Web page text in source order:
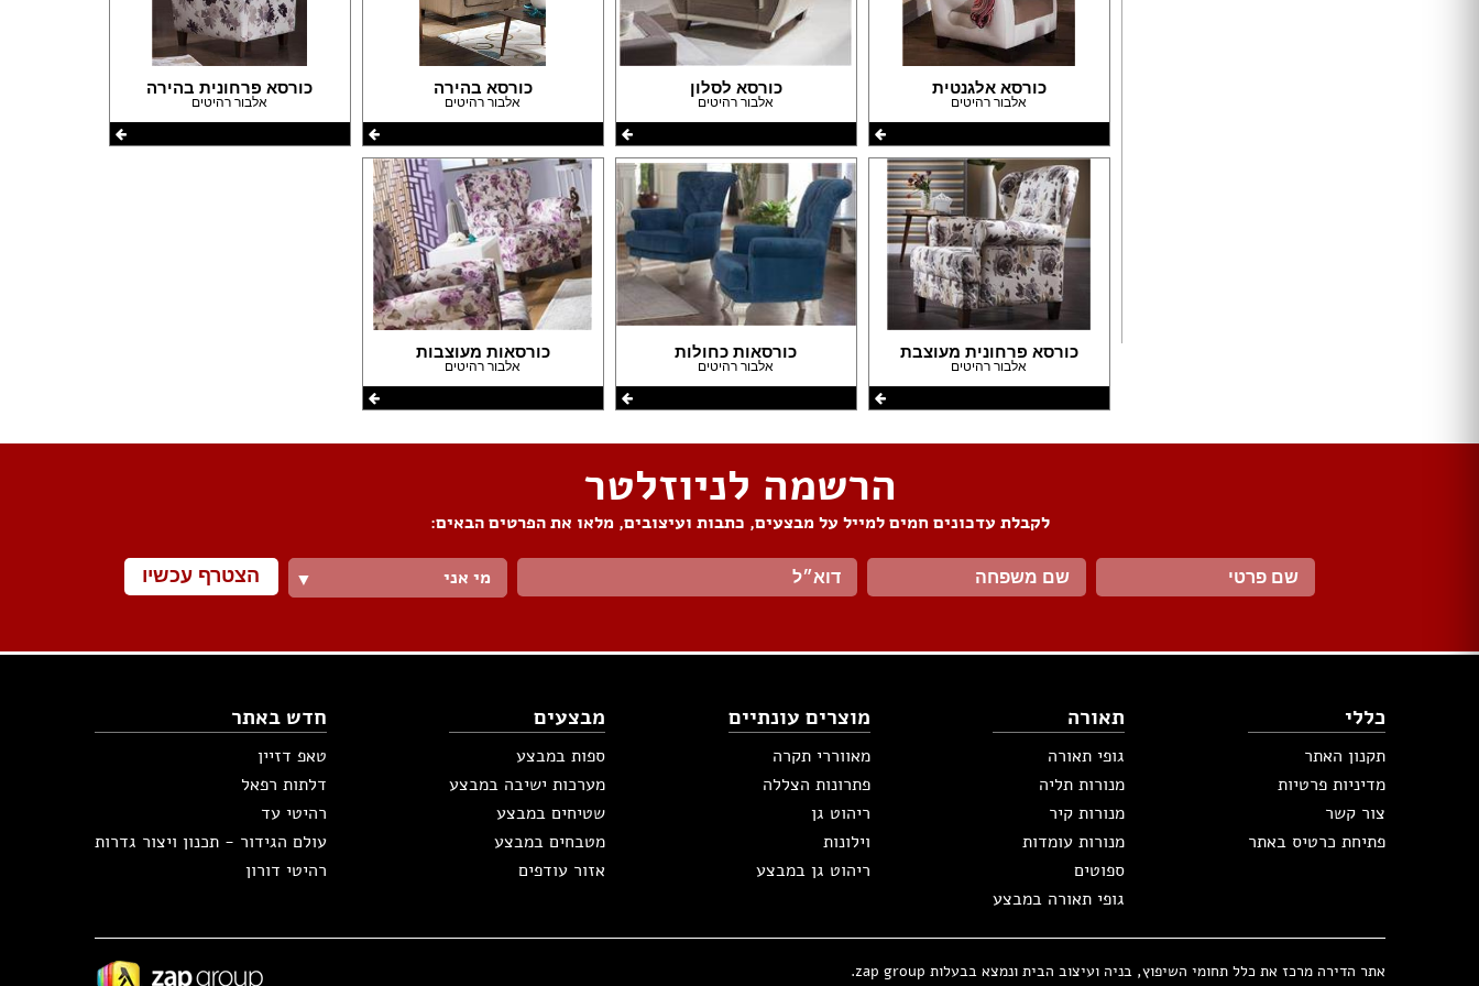
ידיות לדלתות
ציפוי לדלתות
כיורים
אסלות
ארונות אמבטיה
אביזרים
כלים סניטריים במבצע
מקלחון פינתי
מקלחון חזית
פורום שיפוצים
פורום עיצוב פנים
פורום אדריכלות
פורום תאורה
פורום מטבחים
פורום צביעה
פורום ריצוף \ חיפוי \ חדרי אמבטיות
פורום ארונות
כורסא אלגנטית
אלבור רהיטים
כורסא לסלון
אלבור רהיטים
כורסא בהירה
אלבור רהיטים
כורסא פרחונית בהירה
אלבור רהיטים
כורסא פרחונית מעוצבת
אלבור רהיטים
כורסאות כחולות
אלבור רהיטים
כורסאות מעוצבות
אלבור רהיטים
הרשמה לניוזלטר
לקבלת עדכונים חמים למייל על מבצעים, כתבות ועיצובים, מלאו את הפרטים הבאים:
מי אני ▼ הצטרף עכשיו
כללי
תקנון האתר
מדיניות פרטיות
צור קשר
פתיחת כרטיס באתר
תאורה
גופי תאורה
מנורות תליה
מנורות קיר
מנורות עומדות
ספוטים
גופי תאורה במבצע
מוצרים עונתיים
מאווררי תקרה
פתרונות הצללה
ריהוט גן
וילונות
ריהוט גן במבצע
מבצעים
ספות במבצע
מערכות ישיבה במבצע
שטיחים במבצע
מטבחים במבצע
אזור עודפים
חדש באתר
טאפ דזיין
דלתות רפאל
רהיטי עד
עולם הגידור - תכנון ויצור גדרות
רהיטי דורון
אתר הדירה מרכז את כלל תחומי השיפוץ, בניה ועיצוב הבית ונמצא בבעלות zap group.